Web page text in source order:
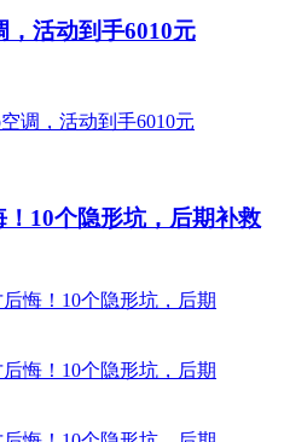
活动到手6010元
10个隐形坑，后期补救